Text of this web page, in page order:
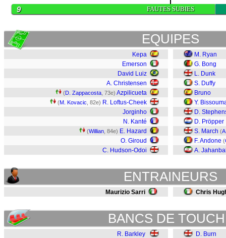
FAUTES SUBIES
9
EQUIPES
Kepa
Emerson
David Luiz
A. Christensen
(D. Zappacosta , 73e) Azpilicueta
(M. Kovacic , 82e) R. Loftus-Cheek
Jorginho
N. Kanté
(Willian , 84e) E. Hazard
O. Giroud
C. Hudson-Odoi
M. Ryan
G. Bong
L. Dunk
S. Duffy
Bruno
Y.
D.
D. Pröpper
S. March (
F. Andone (
A.
ENTRAINEURS
Maurizio Sarri Chris
BANCS DE
R. Barkley
D. Burn